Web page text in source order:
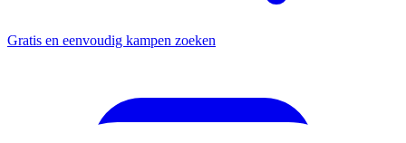
Gratis en eenvoudig kampen zoeken